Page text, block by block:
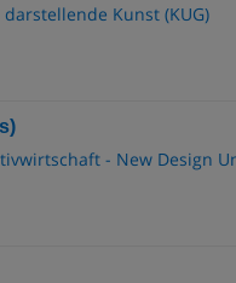
Kunst (KUG)
- New Design